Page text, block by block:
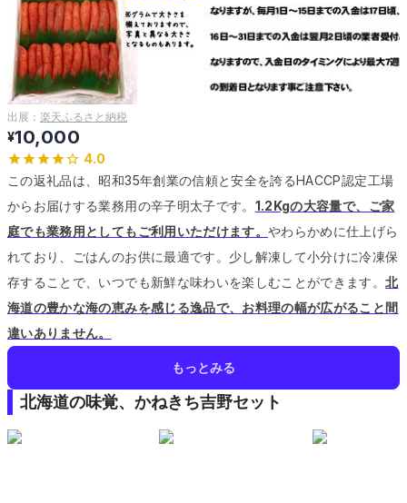
出展： 楽天ふるさと納税
¥10,000
4.0
この返礼品は、昭和35年創業の信頼と安全を誇るHACCP認定工場
からお届けする業務用の辛子明太子です。 1.2Kgの大容量で、ご家
庭でも業務用としてもご利用いただけます。 やわらかめに仕上げら
れており、ごはんのお供に最適です。 少し解凍して小分けに冷凍保
存することで、いつでも新鮮な味わいを楽しむことができます。北
海道の豊かな海の恵みを感じる逸品で、お料理の幅が広がること間
違いありません。
もっとみる
北海道の味覚、かねきち吉野セット